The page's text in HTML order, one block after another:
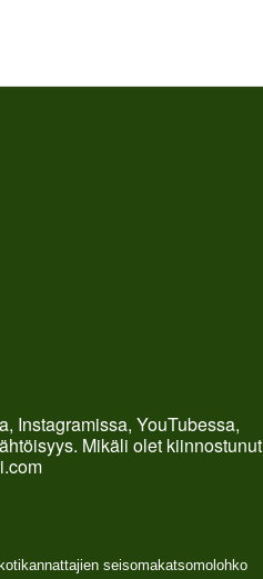
Instagramissa, YouTubessa,
Mikäli olet kiinnostunut
seisomakatsomolohko